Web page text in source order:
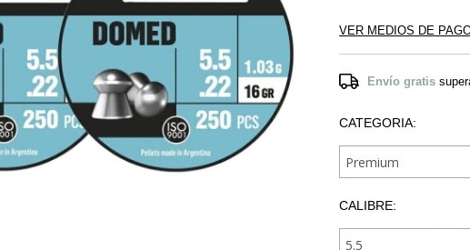
VER MEDIOS DE
Envío gratis
CATEGORIA:
CALIBRE: